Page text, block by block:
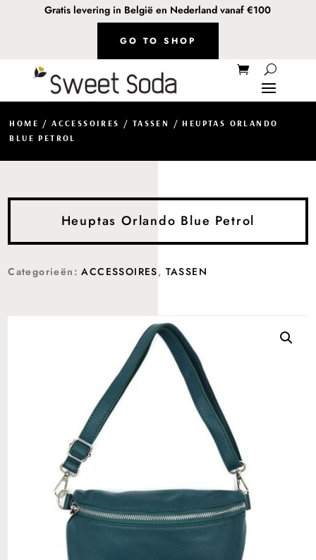
Gratis levering in België en Nederland vanaf €100
GO TO SHOP
HOME /ACCESSOIRES / TASSEN
/ HEUPTAS ORLANDO
BLUE PETROL
Heuptas Orlando Blue Petrol
Categorieën:ACCESSOIRES, TASSEN